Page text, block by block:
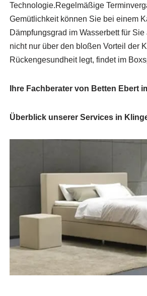
Technologie.Regelmäßige
Gemütlichkeit können Sie bei einem
Dämpfungsgrad im Wasserbett für
nicht nur über den bloßen Vorteil der
Rückengesundheit legt, findet im
Ihre Fachberater von Betten Ebert
Überblick unserer Services in